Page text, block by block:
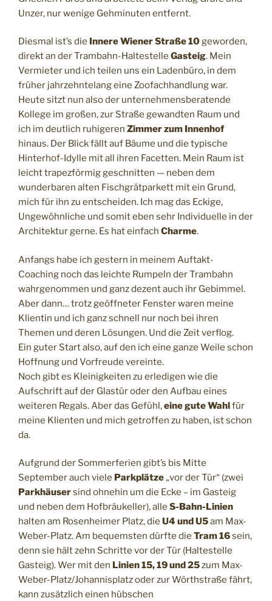
Unzer, nur wenige Gehminuten entfernt.
Diesmal ist’s die Innere Wiener Straße 10geworden,
direkt an der Trambahn-Haltestelle Gasteig. Mein
Vermieter und ich teilen uns ein Ladenbüro, in dem
früher jahrzehntelang eine Zoofachhandlung war.
Heute sitzt nun also der unternehmensberatende
Kollege im großen, zur Straße gewandten Raum und
ich im deutlich ruhigeren Zimmer zum Innenhof
hinaus. Der Blick fällt auf Bäume und die typische
Hinterhof-Idylle mit all ihren Facetten. Mein Raum ist
leicht trapezförmig geschnitten — neben dem
wunderbaren alten Fischgrätparkett mit ein Grund,
mich für ihn zu entscheiden. Ich mag das Eckige,
Ungewöhnliche und somit eben sehr Individuelle in der
Architektur gerne. Es hat einfach Charme.
Anfangs habe ich gestern in meinem Auftakt-
Coaching noch das leichte Rumpeln der Trambahn
wahrgenommen und ganz dezent auch ihr Gebimmel.
Aber dann… trotz geöffneter Fenster waren meine
Klientin und ich ganz schnell nur noch bei ihren
Themen und deren Lösungen. Und die Zeit verflog.
Ein guter Start also, auf den ich eine ganze Weile schon
Hoffnung und Vorfreude vereinte.
Noch gibt es Kleinigkeiten zu erledigen wie die
Aufschrift auf der Glastür oder den Aufbau eines
weiteren Regals. Aber das Gefühl,eine gute Wahlfür
meine Klienten und mich getroffen zu haben, ist schon
da.
Aufgrund der Sommerferien gibt’s bis Mitte
September auch viele Parkplätze„vor der Tür“ (zwei
Parkhäusersind ohnehin um die Ecke – im Gasteig
und neben dem Hofbräukeller), alle S-Bahn-Linien
halten am Rosenheimer Platz, die U4 und U5am Max-
Weber-Platz. Am bequemsten dürfte die Tram 16sein,
denn sie hält zehn Schritte vor der Tür (Haltestelle
Gasteig). Wer mit den Linien 15, 19 und 25zum Max-
Weber-Platz/Johannisplatz oder zur Wörthstraße fährt,
kann zusätzlich einen hübschen